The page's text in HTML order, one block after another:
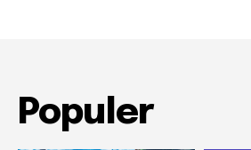
Populer